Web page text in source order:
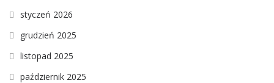
styczeń 2026
grudzień 2025
listopad 2025
październik 2025